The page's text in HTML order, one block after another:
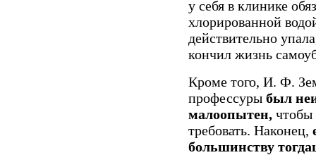
у себя в клинике
хлорированной
действительно
кончил жизнь
Кроме того, И. Ф.
профессуры был
малоопытен, чтобы
требовать. Наконец,
большинству